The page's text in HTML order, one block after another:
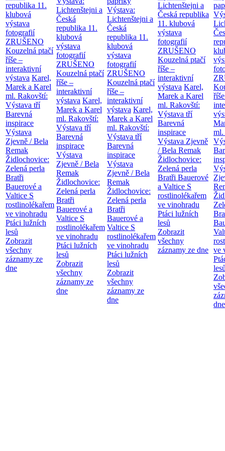
republika 11.
klubová
výstava
fotografií
ZRUŠENO
Kouzelná ptačí
říše –
interaktivní
výstava Karel,
Marek a Karel
ml. Rakovští:
Výstava tří
Barevná
inspirace
Výstava
Zjevně / Bela
Remak
Židlochovice:
Zelená perla
Bratři
Bauerové a
Valtice S
rostlinolékařem
ve vinohradu
Ptáci lužních
lesů
Zobrazit
všechny
záznamy ze
dne
Lichtenštejni a
Česká
republika 11.
klubová
výstava
fotografií
ZRUŠENO
Kouzelná ptačí
říše –
interaktivní
výstava Karel,
Marek a Karel
ml. Rakovští:
Výstava tří
Barevná
inspirace
Výstava
Zjevně / Bela
Remak
Židlochovice:
Zelená perla
Bratři
Bauerové a
Valtice S
rostlinolékařem
ve vinohradu
Ptáci lužních
lesů
Zobrazit
všechny
záznamy ze
dne
Výstava:
Lichtenštejni a
Česká
republika 11.
klubová
výstava
fotografií
ZRUŠENO
Kouzelná ptačí
říše –
interaktivní
výstava Karel,
Marek a Karel
ml. Rakovští:
Výstava tří
Barevná
inspirace
Výstava
Zjevně / Bela
Remak
Židlochovice:
Zelená perla
Bratři
Bauerové a
Valtice S
rostlinolékařem
ve vinohradu
Ptáci lužních
lesů
Zobrazit
všechny
záznamy ze
dne
Lichtenštejni a
Česká republika
11. klubová
výstava
fotografií
ZRUŠENO
Kouzelná ptačí
říše –
interaktivní
výstava Karel,
Marek a Karel
ml. Rakovští:
Výstava tří
Barevná
inspirace
Výstava Zjevně
/ Bela Remak
Židlochovice:
Zelená perla
Bratři Bauerové
a Valtice S
rostlinolékařem
ve vinohradu
Ptáci lužních
lesů
Zobrazit
všechny
záznamy ze dne
ml.
ve
dne